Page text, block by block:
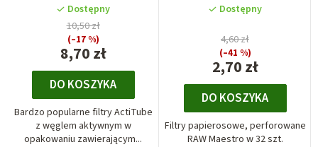
Dostępny
8,70 zł
10,50 zł
(–17 %)
DO KOSZYKA
Bardzo popularne filtry ActiTube
z węglem aktywnym w
opakowaniu zawierającym...
Dostępny
2,70 zł
4,60 zł
(–41 %)
DO KOSZYKA
Filtry papierosowe, perforowane
RAW Maestro w 32 szt.